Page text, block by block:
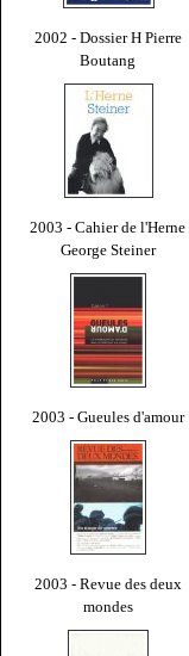
2002 - Dossier H Pierre
Boutang
2003 - Cahier de l'Herne
George Steiner
2003 - Gueules d'amour
2003 - Revue des deux
mondes